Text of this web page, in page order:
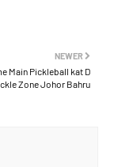
NEWER
Main Pickleball kat D
Zone Johor Bahru